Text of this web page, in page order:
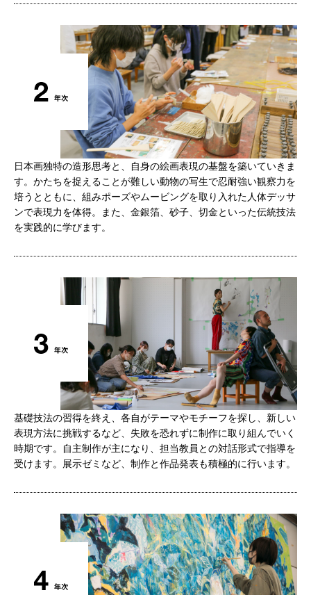
日本画独特の造形思考と、自身の絵画表現の基盤を築いていきま
す。かたちを捉えることが難しい動物の写生で忍耐強い観察力を
培うとともに、組みポーズやムービングを取り入れた人体デッサ
ンで表現力を体得。また、金銀箔、砂子、切金といった伝統技法
を実践的に学びます。
基礎技法の習得を終え、各自がテーマやモチーフを探し、新しい
表現方法に挑戦するなど、失敗を恐れずに制作に取り組んでいく
時期です。自主制作が主になり、担当教員との対話形式で指導を
受けます。展示ゼミなど、制作と作品発表も積極的に行います。